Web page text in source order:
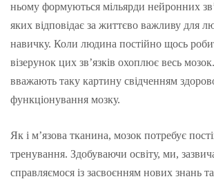
ньому формуються мільярди нейронних
яких відповідає за життєво важливу для
навичку. Коли людина постійно щось
візерунок цих зв’язків охоплює весь
вважають таку картину свідченням
функціонування мозку.
Як і м’язова тканина, мозок потребує
тренування. Здобуваючи освіту, ми,
справляємося із засвоєнням нових знань